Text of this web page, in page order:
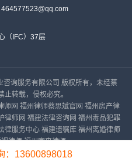
464577523@qq.com
（IFC）37层
询服务有限公司 版权所有，未经蔡
止转载，侵权必究。
师网 福州律师蔡思斌官网 福州房产律
律师网 福建法律咨询网 福州毒品犯罪
律服务中心 福建遗嘱库 福州离婚律师
律师 福州家事律师
16023919号-1
：13600898018